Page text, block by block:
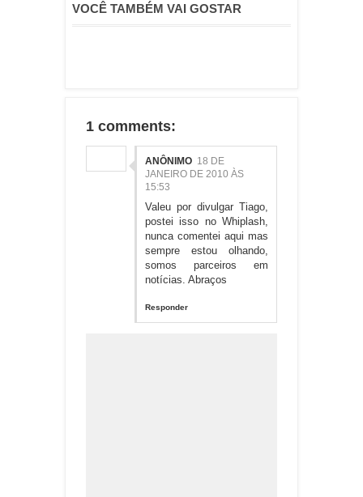
VOCÊ TAMBÉM VAI GOSTAR
1 comments:
ANÔNIMO 18 DE
JANEIRO DE 2010 ÀS
15:53
Valeu por divulgar Tiago,
postei isso no Whiplash,
nunca comentei aqui mas
sempre estou olhando,
somos parceiros em
notícias. Abraços
Responder